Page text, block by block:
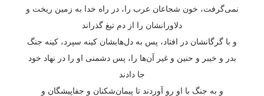
نمی‌گرفت، خون شجاعان عرب را، در راه خدا به زمین ریخت و
دلاورانشان را از دم تیغ گذراند
و با گرگانشان در افتاد، پس به دل‌هایشان کینه سپرد، کینه جنگ
بدر و خیبر و حنین و غیر آن‌ها را، پس دشمنی او را در نهاد خود
جا دادند
و به جنگ با او رو آوردند تا پیمان‌شکنان و جفاپیشگان و